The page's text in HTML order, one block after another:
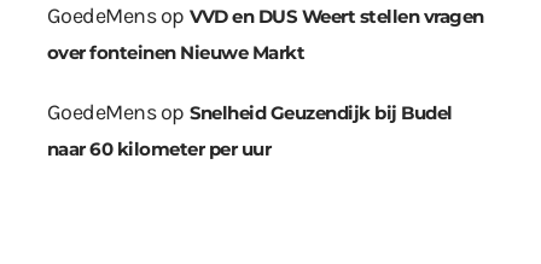
GoedeMensop VVD en DUS Weert stellen vragen
over fonteinen Nieuwe Markt
GoedeMensop Snelheid Geuzendijk bij Budel
naar 60 kilometer per uur